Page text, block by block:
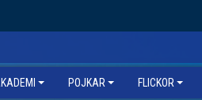
POJKAR FLICKOR